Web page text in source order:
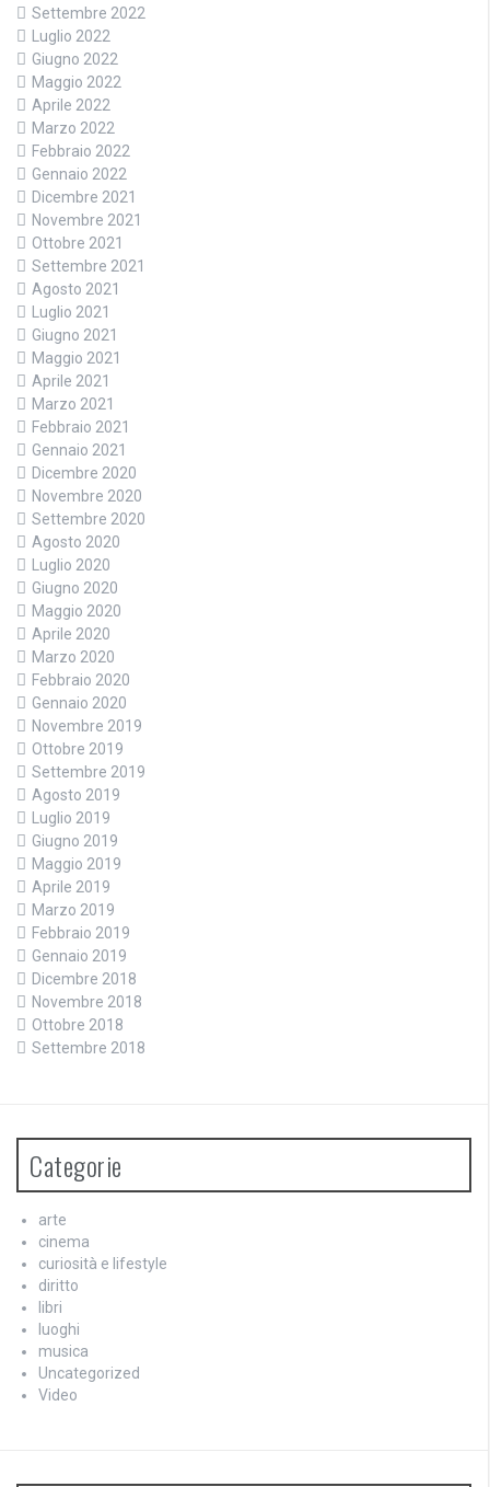
Settembre 2022
Luglio 2022
Giugno 2022
Maggio 2022
Aprile 2022
Marzo 2022
Febbraio 2022
Gennaio 2022
Dicembre 2021
Novembre 2021
Ottobre 2021
Settembre 2021
Agosto 2021
Luglio 2021
Giugno 2021
Maggio 2021
Aprile 2021
Marzo 2021
Febbraio 2021
Gennaio 2021
Dicembre 2020
Novembre 2020
Settembre 2020
Agosto 2020
Luglio 2020
Giugno 2020
Maggio 2020
Aprile 2020
Marzo 2020
Febbraio 2020
Gennaio 2020
Novembre 2019
Ottobre 2019
Settembre 2019
Agosto 2019
Luglio 2019
Giugno 2019
Maggio 2019
Aprile 2019
Marzo 2019
Febbraio 2019
Gennaio 2019
Dicembre 2018
Novembre 2018
Ottobre 2018
Settembre 2018
Categorie
arte
cinema
curiosità e lifestyle
diritto
libri
luoghi
musica
Uncategorized
Video